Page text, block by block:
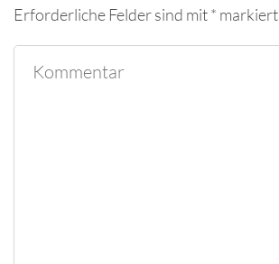
Erforderliche Felder sind mit* markiert